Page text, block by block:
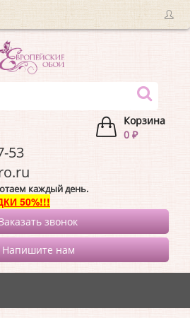
Корзина
0 ₽
53
каждый день.
50%!!!
звонок
нам